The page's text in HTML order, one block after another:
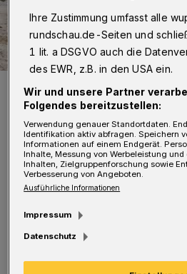
Foto: Grüner Zoo Wuppertal/Claudia Philipp
D ie Spenden, die am
Elefantenhaus
gehen komplett an die
Ihre Zustimmung umfasst alle
rundschau.de-Seiten und
1 lit. a DSGVO auch die
des EWR, z.B. in den USA ein.
Wir und unsere Partner
Folgendes bereitzustellen:
Verwendung genauer Standortdaten.
Identifikation aktiv abfragen. Speichern
Informationen auf einem Endgerät.
Inhalte, Messung von Werbeleistung
Inhalten, Zielgruppenforschung sowie
Verbesserung von Angeboten.
Ausführliche Informationen
Impressum
Datenschutz